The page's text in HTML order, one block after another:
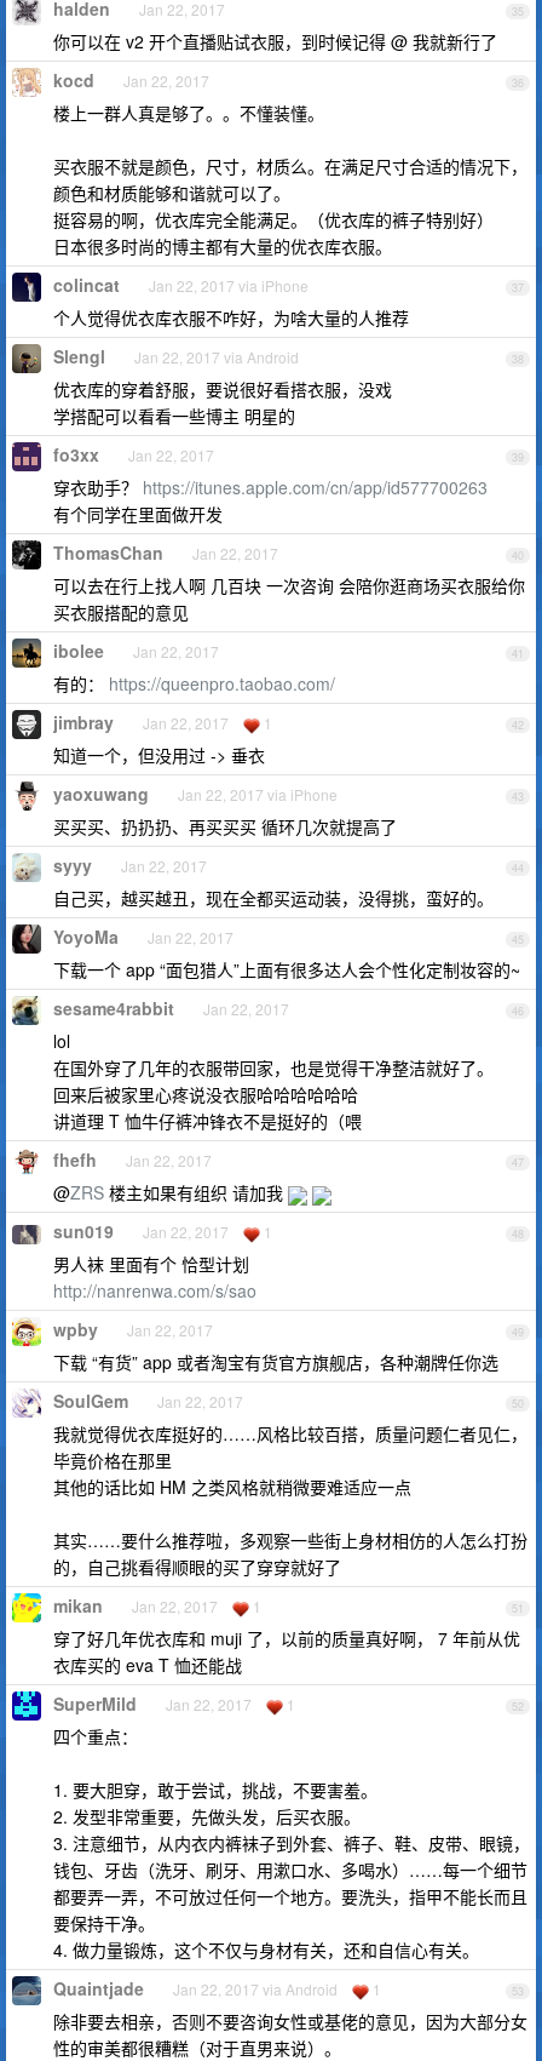
35
halden Jan 22, 2017
你可以在 v2 开个直播贴试衣服，到时候记得 @ 我就新行了
36
kocd Jan 22, 2017
楼上一群人真是够了。。不懂装懂。
买衣服不就是颜色，尺寸，材质么。在满足尺寸合适的情况下，
颜色和材质能够和谐就可以了。
挺容易的啊，优衣库完全能满足。（优衣库的裤子特别好）
日本很多时尚的博主都有大量的优衣库衣服。
37
colincat Jan 22, 2017 via iPhone
个人觉得优衣库衣服不咋好，为啥大量的人推荐
38
Slengl Jan 22, 2017 via Android
优衣库的穿着舒服，要说很好看搭衣服，没戏
学搭配可以看看一些博主 明星的
39
fo3xx Jan 22, 2017
穿衣助手？ https://itunes.apple.com/cn/app/id577700263
有个同学在里面做开发
40
ThomasChan Jan 22, 2017
可以去在行上找人啊 几百块 一次咨询 会陪你逛商场买衣服给你
买衣服搭配的意见
41
ibolee Jan 22, 2017
有的： https://queenpro.taobao.com/
42
jimbray Jan 22, 2017 1
知道一个，但没用过 -> 垂衣
43
yaoxuwang Jan 22, 2017 via iPhone
买买买、扔扔扔、再买买买 循环几次就提高了
44
syyy Jan 22, 2017
自己买，越买越丑，现在全都买运动装，没得挑，蛮好的。
45
YoyoMa Jan 22, 2017
下载一个 app “面包猎人”上面有很多达人会个性化定制妆容的~
46
sesame4rabbit Jan 22, 2017
lol
在国外穿了几年的衣服带回家，也是觉得干净整洁就好了。
回来后被家里心疼说没衣服哈哈哈哈哈哈
讲道理 T 恤牛仔裤冲锋衣不是挺好的（喂
47
fhefh Jan 22, 2017
@ZRS 楼主如果有组织 请加我
48
sun019 Jan 22, 2017 1
男人袜 里面有个 恰型计划
http://nanrenwa.com/s/sao
49
wpby Jan 22, 2017
下载 “有货” app 或者淘宝有货官方旗舰店，各种潮牌任你选
50
SoulGem Jan 22, 2017
我就觉得优衣库挺好的……风格比较百搭，质量问题仁者见仁，
毕竟价格在那里
其他的话比如 HM 之类风格就稍微要难适应一点
其实……要什么推荐啦，多观察一些街上身材相仿的人怎么打扮
的，自己挑看得顺眼的买了穿穿就好了
51
mikan Jan 22, 2017 1
穿了好几年优衣库和 muji 了，以前的质量真好啊， 7 年前从优
衣库买的 eva T 恤还能战
52
SuperMild Jan 22, 2017 1
四个重点：
1. 要大胆穿，敢于尝试，挑战，不要害羞。
2. 发型非常重要，先做头发，后买衣服。
3. 注意细节，从内衣内裤袜子到外套、裤子、鞋、皮带、眼镜，
钱包、牙齿（洗牙、刷牙、用漱口水、多喝水）……每一个细节
都要弄一弄，不可放过任何一个地方。要洗头，指甲不能长而且
要保持干净。
4. 做力量锻炼，这个不仅与身材有关，还和自信心有关。
53
Quaintjade Jan 22, 2017 via Android 1
除非要去相亲，否则不要咨询女性或基佬的意见，因为大部分女
性的审美都很糟糕（对于直男来说）。